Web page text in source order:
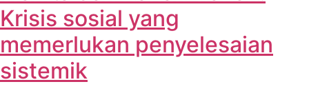
Krisis sosial yang
memerlukan penyelesaian
sistemik